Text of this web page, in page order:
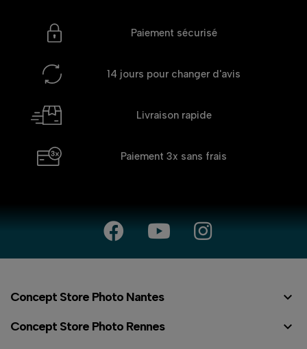
Paiement sécurisé
14 jours pour changer d'avis
Livraison rapide
Paiement 3x sans frais
Concept Store Photo Nantes 
Concept Store Photo Rennes 